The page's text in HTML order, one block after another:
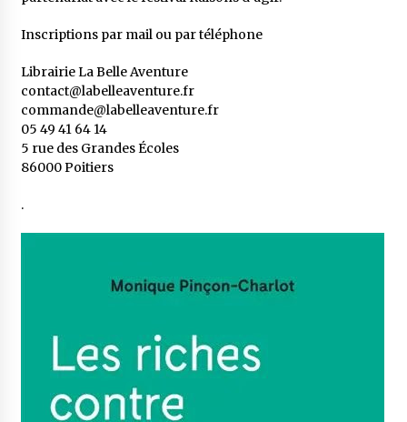
Inscriptions par mail ou par téléphone
Librairie La Belle Aventure
contact@labelleaventure.fr
commande@labelleaventure.fr
05 49 41 64 14
5 rue des Grandes Écoles
86000 Poitiers
.